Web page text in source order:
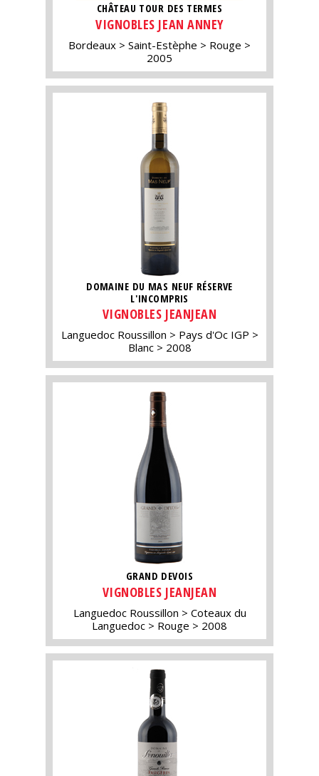
CHÂTEAU TOUR DES TERMES
VIGNOBLES JEAN ANNEY
Bordeaux Saint-Estèphe
Rouge
2005
DOMAINE DU MAS NEUF RÉSERVE
L'INCOMPRIS
VIGNOBLES JEANJEAN
Languedoc Roussillon
Pays d'Oc IGP
Blanc
2008
GRAND DEVOIS
VIGNOBLES JEANJEAN
Languedoc Roussillon
Coteaux du
Languedoc
Rouge 2008